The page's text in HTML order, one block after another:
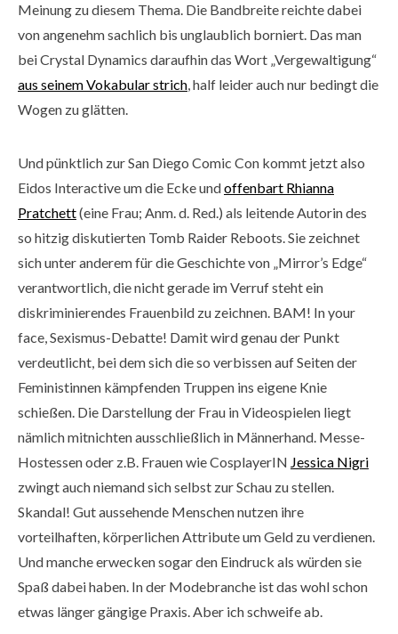
Meinung zu diesem Thema. Die Bandbreite reichte dabei
von angenehm sachlich bis unglaublich borniert. Das man
bei Crystal Dynamics daraufhin das Wort „Vergewaltigung“
aus seinem Vokabular strich, half leider auch nur bedingt die
Wogen zu glätten.
Und pünktlich zur San Diego Comic Con kommt jetzt also
Eidos Interactive um die Ecke undoffenbart Rhianna
Pratchett(eine Frau; Anm. d. Red.) als leitende Autorin des
so hitzig diskutierten Tomb Raider Reboots. Sie zeichnet
sich unter anderem für die Geschichte von „Mirror’s Edge“
verantwortlich, die nicht gerade im Verruf steht ein
diskriminierendes Frauenbild zu zeichnen. BAM! In your
face, Sexismus-Debatte! Damit wird genau der Punkt
verdeutlicht, bei dem sich die so verbissen auf Seiten der
Feministinnen kämpfenden Truppen ins eigene Knie
schießen. Die Darstellung der Frau in Videospielen liegt
nämlich mitnichten ausschließlich in Männerhand. Messe-
Hostessen oder z.B. Frauen wie CosplayerIN Jessica Nigri
zwingt auch niemand sich selbst zur Schau zu stellen.
Skandal! Gut aussehende Menschen nutzen ihre
vorteilhaften, körperlichen Attribute um Geld zu verdienen.
Und manche erwecken sogar den Eindruck als würden sie
Spaß dabei haben. In der Modebranche ist das wohl schon
etwas länger gängige Praxis. Aber ich schweife ab.